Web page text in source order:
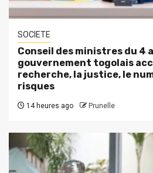
SOCIETE
Conseil des ministres du 4
gouvernement togolais
recherche, la justice, le
risques
14 heures ago Prunelle